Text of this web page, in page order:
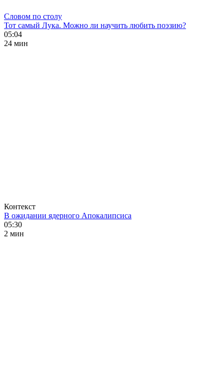
Словом по столу
Тот самый Лука. Можно ли научить любить поэзию?
05:04
24 мин
Контекст
В ожидании ядерного Апокалипсиса
05:30
2 мин